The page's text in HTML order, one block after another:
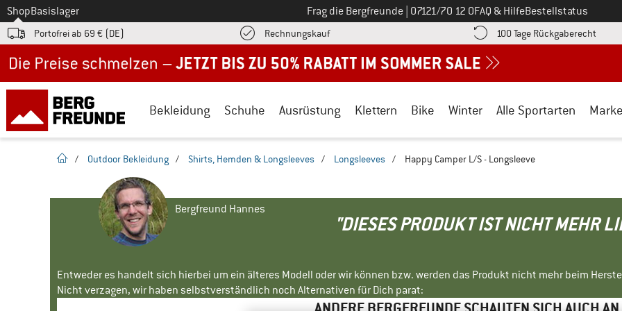
Zum
ShopBasislager Frag die Bergfreunde Ruf uns an unter
07121/70 12 0FAQ & HilfeBestellstatus
Portofrei ab 69 € (DE) RechnungskaufFinde die Zahlungs-Infos hier! Öffnet sich in einer Infobox
100 Tage Rückgaberecht
Bekleidung Schuhe Ausrüstung Klettern Bike Winter Alle Sportarten
Startseite
/ Outdoor Bekleidung / Shirts, Hemden & Longsleeves / Longsleeves / Happy Camper L/S - Longsleeve
Bergfreund Hannes
"DIESES PRODUKT IST NICHT MEHR
Entweder es handelt sich hierbei um ein älteres Modell oder wir können bzw. werden das Produkt nicht mehr beim
Nicht verzagen, wir haben selbstverständlich noch Alternativen für Dich parat: